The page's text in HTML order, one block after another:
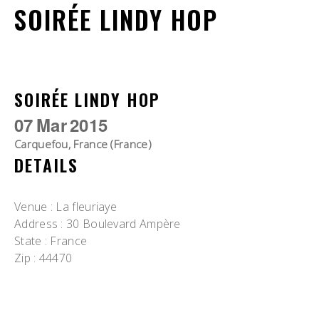
SOIRÉE LINDY HOP
SOIRÉE LINDY HOP
07Mar2015
Carquefou, France (France)
DETAILS
Venue : La fleuriaye
Address : 30 Boulevard Ampère
State : France
Zip : 44470